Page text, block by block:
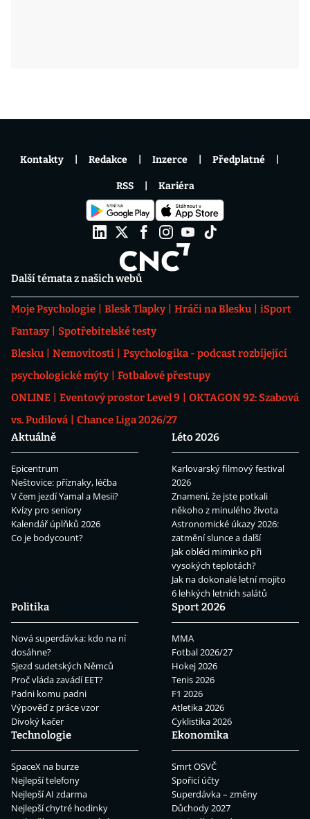
Další témata z našich webů
Moje Psychologie Blesk Tlapky Hráči na Blesku
iSport
Fantasy
Spotřebitelské testy
Blesku
Nemovitosti
Psychologika - podcast rozbíjející
psychologické mýty
Fotbalové přestupy
ONLINE
Eventový prostor Level 9
OKTAGON 92: Szabová
vs. Pudilová
Chance Liga 2026/27
Aktuálně
Epicentrum
Neštovice: příznaky, léčba
V čem jezdí Yamal a Mesii?
Kvízy pro seniory
Kalendář úplňků 2026
Co je bodycount?
Léto 2026
Karlovarský filmový festival
2026
Znamení, že jste potkali
někoho z minulého života
Astronomické úkazy 2026:
zatmění slunce a další
Jak obléci miminko při
vysokých teplotách?
Jak na dokonalé letní mojito
6 lehkých letních salátů
Politika
Nová superdávka: kdo na ní
dosáhne?
Sjezd sudetských Němců
Proč vláda zavádí EET?
Padni komu padni
Výpověď z práce vzor
Divoký kačer
Sport 2026
MMA
Fotbal 2026/27
Hokej 2026
Tenis 2026
F1 2026
Atletika 2026
Cyklistika 2026
Technologie
SpaceX na burze
Nejlepší telefony
Nejlepší AI zdarma
Nejlepší chytré hodinky
Ekonomika
Smrt OSVČ
Spořicí účty
Superdávka – změny
Důchody 2027
Kontakty Redakce Inzerce Předplatné
RSS Kariéra